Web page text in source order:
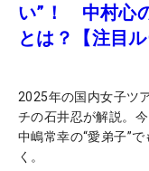
い”！ 中村心
とは？【注目
2025年の国内女子ツ
チの石井忍が解説。
中嶋常幸の“愛弟子”
く。